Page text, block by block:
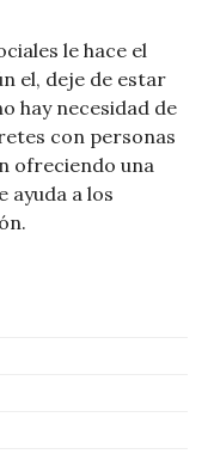
le hace el
el, deje de estar
hay necesidad de
con personas
ofreciendo una
ayuda a los